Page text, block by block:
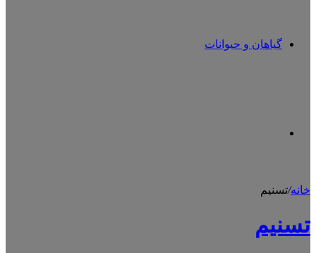
گیاهان و حیوانات
خانه/تسنیم
تسنیم